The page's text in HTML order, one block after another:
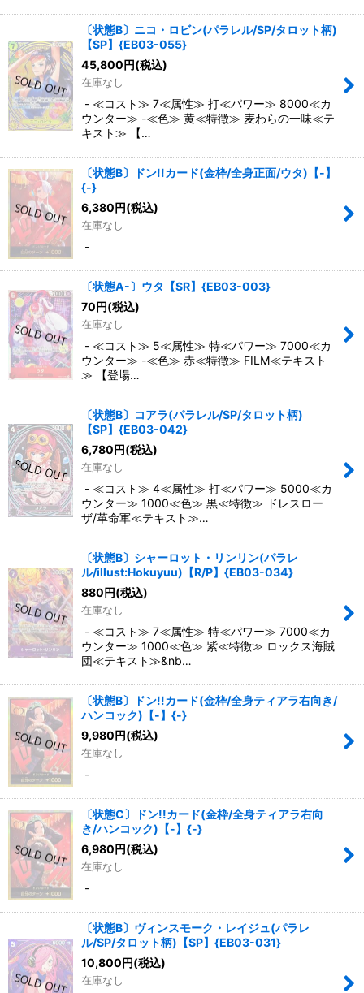
〔状態B〕ニコ・ロビン(パラレル/SP/タロット柄)
【SP】{EB03-055}
45,800円(税込)
在庫なし
- ≪コスト≫ 7≪属性≫ 打≪パワー≫ 8000≪カ
ウンター≫ -≪色≫ 黄≪特徴≫ 麦わらの一味≪テ
キスト≫ 【…
〔状態B〕ドン!!カード(金枠/全身正面/ウタ)【-】
{-}
6,380円(税込)
在庫なし
-
〔状態A-〕ウタ【SR】{EB03-003}
70円(税込)
在庫なし
- ≪コスト≫ 5≪属性≫ 特≪パワー≫ 7000≪カ
ウンター≫ -≪色≫ 赤≪特徴≫ FILM≪テキスト
≫ 【登場…
〔状態B〕コアラ(パラレル/SP/タロット柄)
【SP】{EB03-042}
6,780円(税込)
在庫なし
- ≪コスト≫ 4≪属性≫ 打≪パワー≫ 5000≪カ
ウンター≫ 1000≪色≫ 黒≪特徴≫ ドレスロー
ザ/革命軍≪テキスト≫…
〔状態B〕シャーロット・リンリン(パラレ
ル/illust:Hokuyuu)【R/P】{EB03-034}
880円(税込)
在庫なし
- ≪コスト≫ 7≪属性≫ 特≪パワー≫ 7000≪カ
ウンター≫ 1000≪色≫ 紫≪特徴≫ ロックス海賊
団≪テキスト≫&nb…
〔状態B〕ドン!!カード(金枠/全身ティアラ右向き/
ハンコック)【-】{-}
9,980円(税込)
在庫なし
-
〔状態C〕ドン!!カード(金枠/全身ティアラ右向
き/ハンコック)【-】{-}
6,980円(税込)
在庫なし
-
〔状態B〕ヴィンスモーク・レイジュ(パラレ
ル/SP/タロット柄)【SP】{EB03-031}
10,800円(税込)
在庫なし